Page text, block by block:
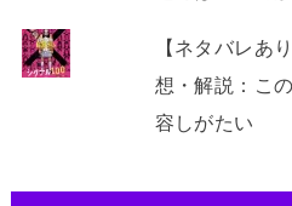
【ネタバレあ
想・解説：こ
容しがたい